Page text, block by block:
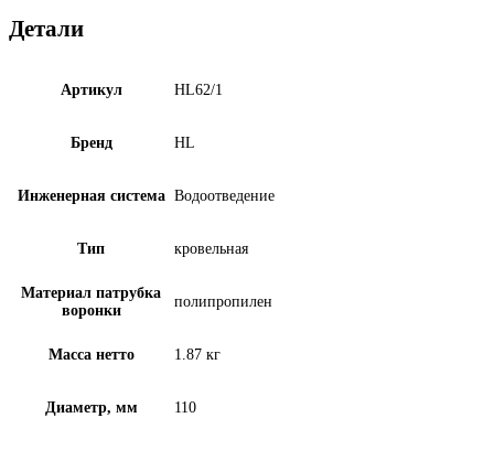
Детали
Артикул HL62/1
Бренд HL
Инженерная система Водоотведение
Тип кровельная
Материал патрубка
воронки
полипропилен
Масса нетто 1.87 кг
Диаметр, мм 110